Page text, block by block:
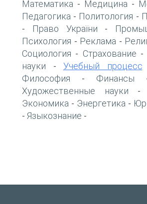
Математика - Медицина -
Педагогика - Политология -
- Право України -
Психология - Реклама -
Социология - Страхование -
науки - Учебный процесс
Философия - Финансы
Художественные науки -
Экономика - Энергетика -
- Языкознание -